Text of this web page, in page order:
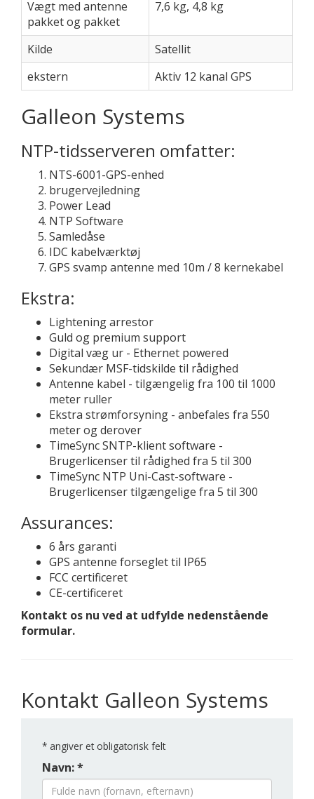
Vægt med antenne
pakket og pakket
7,6 kg, 4,8 kg
Kilde
Satellit
ekstern
Aktiv 12 kanal GPS
Galleon Systems
NTP-tidsserveren omfatter:
NTS-6001-GPS-enhed
brugervejledning
Power Lead
NTP Software
Samledåse
IDC kabelværktøj
GPS svamp antenne med 10m / 8 kernekabel
Ekstra:
Lightening arrestor
Guld og premium support
Digital væg ur - Ethernet powered
Sekundær MSF-tidskilde til rådighed
Antenne kabel - tilgængelig fra 100 til 1000
meter ruller
Ekstra strømforsyning - anbefales fra 550
meter og derover
TimeSync SNTP-klient software -
Brugerlicenser til rådighed fra 5 til 300
TimeSync NTP Uni-Cast-software -
Brugerlicenser tilgængelige fra 5 til 300
Assurances:
6 års garanti
GPS antenne forseglet til IP65
FCC certificeret
CE-certificeret
Kontakt os nu ved at udfylde nedenstående
formular.
Kontakt Galleon Systems
* angiver et obligatorisk felt
Navn: *